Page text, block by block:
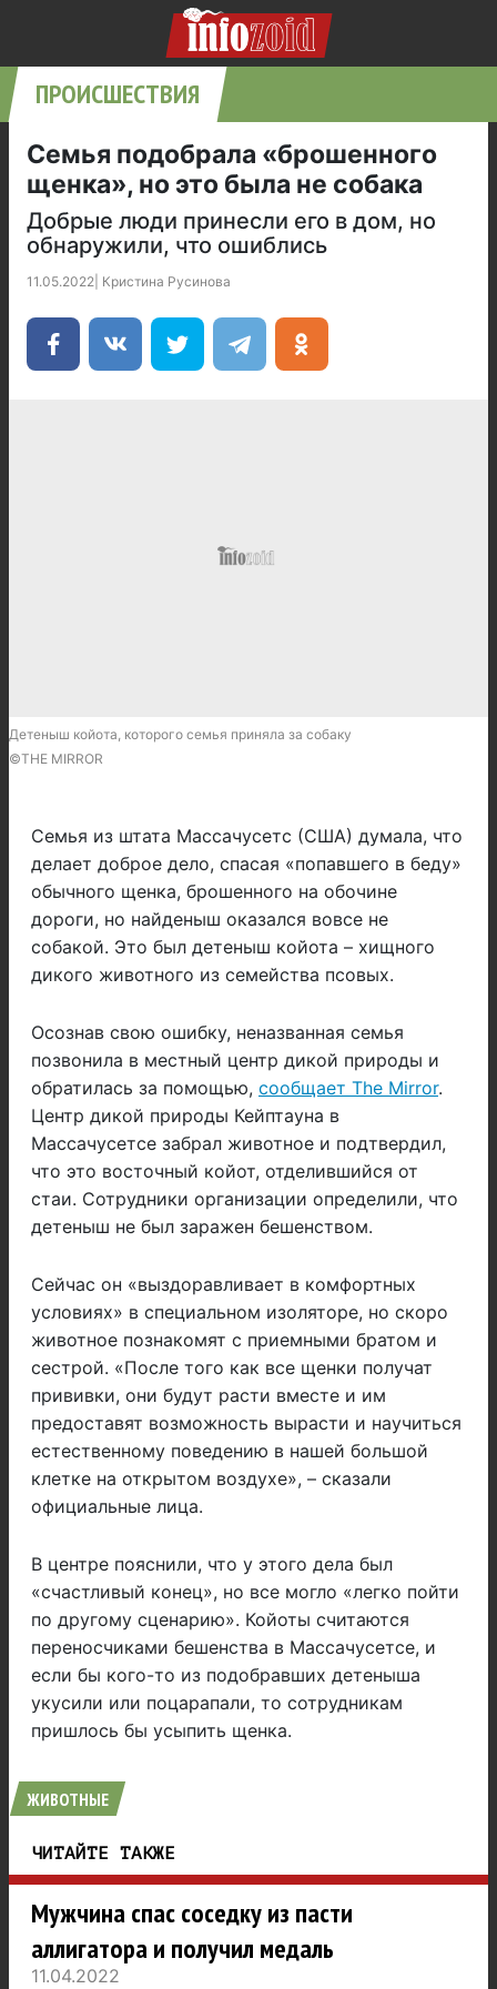
ПРОИСШЕСТВИЯ
Семья подобрала «брошенного
щенка», но это была не собака
Добрые люди принесли его в дом, но
обнаружили, что ошиблись
11.05.2022 Кристина Русинова
Детеныш койота, которого семья приняла за собаку
©THE MIRROR
Семья из штата Массачусетс (США) думала, что
делает доброе дело, спасая «попавшего в беду»
обычного щенка, брошенного на обочине
дороги, но найденыш оказался вовсе не
собакой. Это был детеныш койота – хищного
дикого животного из семейства псовых.
Осознав свою ошибку, неназванная семья
позвонила в местный центр дикой природы и
обратилась за помощью, сообщает The Mirror.
Центр дикой природы Кейптауна в
Массачусетсе забрал животное и подтвердил,
что это восточный койот, отделившийся от
стаи. Сотрудники организации определили, что
детеныш не был заражен бешенством.
Сейчас он «выздоравливает в комфортных
условиях» в специальном изоляторе, но скоро
животное познакомят с приемными братом и
сестрой. «После того как все щенки получат
прививки, они будут расти вместе и им
предоставят возможность вырасти и научиться
естественному поведению в нашей большой
клетке на открытом воздухе», – сказали
официальные лица.
В центре пояснили, что у этого дела был
«счастливый конец», но все могло «легко пойти
по другому сценарию». Койоты считаются
переносчиками бешенства в Массачусетсе, и
если бы кого-то из подобравших детеныша
укусили или поцарапали, то сотрудникам
пришлось бы усыпить щенка.
ЖИВОТНЫЕ
ЧИТАЙТЕ ТАКЖЕ
Мужчина спас соседку из пасти
аллигатора и получил медаль
11.04.2022